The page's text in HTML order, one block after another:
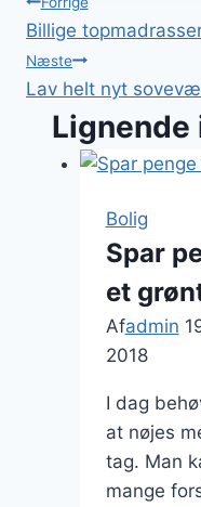
Billige
Næste
Lav helt nyt
Bolig
Spar
et
Afadmin
2018
I dag
at nøjes
tag. Man
mange